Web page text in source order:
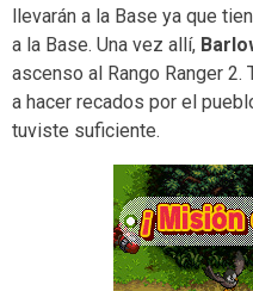
llevarán a la Base ya que
a la Base. Una vez allí,
ascenso al Rango Ranger
a hacer recados por el
tuviste suficiente.